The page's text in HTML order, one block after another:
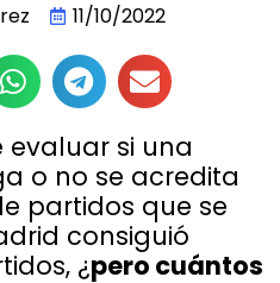
11/10/2022
evaluar si una
o no se acredita
partidos que se
consiguió
¿pero cuántos